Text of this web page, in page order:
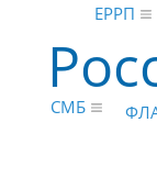
ЕРРП
СМБ